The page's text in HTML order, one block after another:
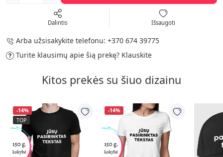
Dalintis Išsaugoti
Arba užsisakykite telefonu: +370 674 39775
Turite klausimų apie šią prekę? Klauskite
Kitos prekės su šiuo dizainu
-14%
TOP
-14%